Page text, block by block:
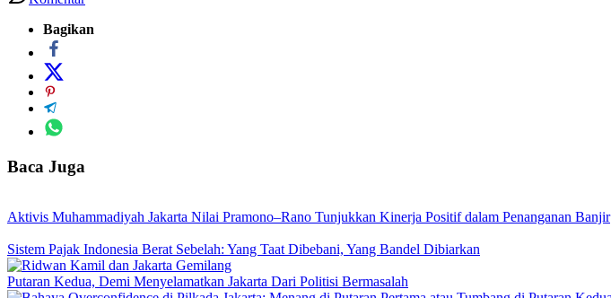
Bagikan
Baca Juga
Aktivis Muhammadiyah Jakarta Nilai Pramono–Rano Tunjukkan Kinerja Positif dalam Penanganan Banjir
Sistem Pajak Indonesia Berat Sebelah: Yang Taat Dibebani, Yang Bandel Dibiarkan
Putaran Kedua, Demi Menyelamatkan Jakarta Dari Politisi Bermasalah